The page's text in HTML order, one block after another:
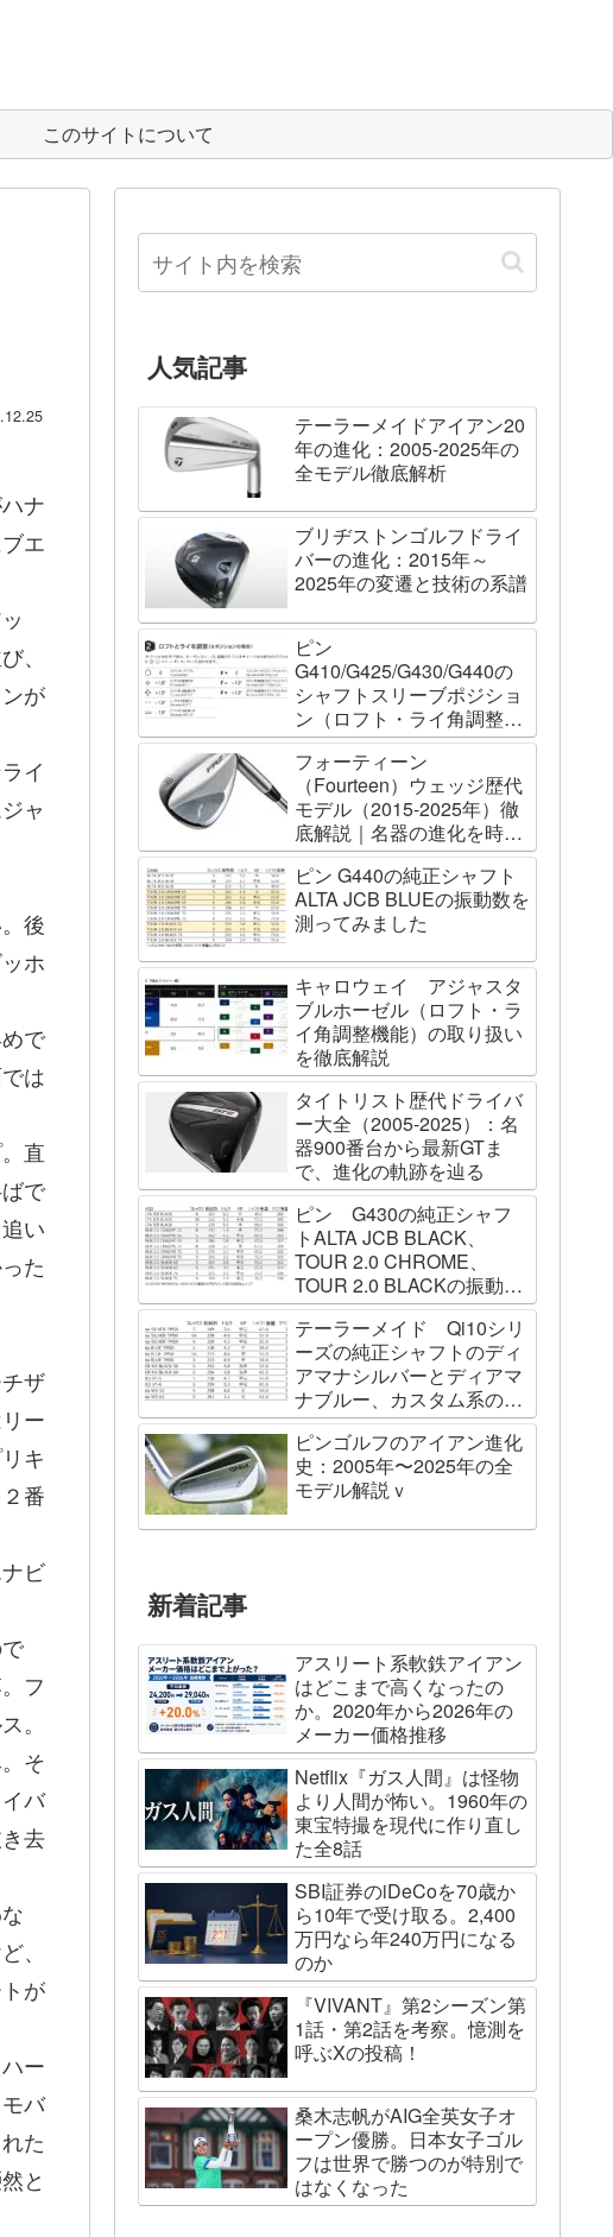
このサイトについて
ナ
エ
、
が
イ
ャ
後
ホ
で
は
直
で
い
た
ザ
ー
キ
番
ビ
フ
。
そ
バ
去
、
が
ー
バ
た
と
人気記事
テーラーメイドアイアン20
年の進化：2005-2025年の
全モデル徹底解析
ブリヂストンゴルフドライ
バーの進化：2015年～
2025年の変遷と技術の系譜
ピン
G410/G425/G430/G440の
シャフトスリーブポジショ
ン（ロフト・ライ角調整機
能）について
フォーティーン
（Fourteen）ウェッジ歴代
モデル（2015-2025年）徹
底解説｜名器の進化を時系
列で辿る
ピン G440の純正シャフト
ALTA JCB BLUEの振動数を
測ってみました
キャロウェイ アジャスタ
ブルホーゼル（ロフト・ラ
イ角調整機能）の取り扱い
を徹底解説
タイトリスト歴代ドライバ
ー大全（2005-2025）：名
器900番台から最新GTま
で、進化の軌跡を辿る
ピン G430の純正シャフ
トALTA JCB BLACK、
TOUR 2.0 CHROME、
TOUR 2.0 BLACKの振動数
を測ってみました
テーラーメイド Qi10シリ
ーズの純正シャフトのディ
アマナシルバーとディアマ
ナブルー、カスタム系の
SPEEDER NK BLACK、
TOUR AD VF、Diamana
WBの振動数を測ってみた
ピンゴルフのアイアン進化
史：2005年〜2025年の全
モデル解説ｖ
新着記事
アスリート系軟鉄アイアン
はどこまで高くなったの
か。2020年から2026年の
メーカー価格推移
Netflix『ガス人間』は怪物
より人間が怖い。1960年の
東宝特撮を現代に作り直し
た全8話
SBI証券のiDeCoを70歳か
ら10年で受け取る。2,400
万円なら年240万円になる
のか
『VIVANT』第2シーズン第
1話・第2話を考察。憶測を
呼ぶXの投稿！
桑木志帆がAIG全英女子オ
ープン優勝。日本女子ゴル
フは世界で勝つのが特別で
はなくなった